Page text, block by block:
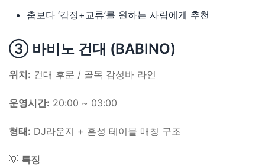
춤보다 ‘감정+교류’를 원하는 사람에게 추천
③ 바비노 건대 (BABINO)
위치: 건대 후문 / 골목 감성바 라인
운영시간: 20:00 ~ 03:00
형태: DJ라운지 + 혼성 테이블 매칭 구조
💡 특징